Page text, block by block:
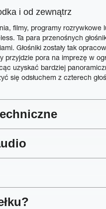
i od zewnątrz
filmy, programy
Ta para przenośnych
Głośniki zostały tak
przyjdzie pora na imprezę w
uzyskać bardziej
się odsłuchem z czterech